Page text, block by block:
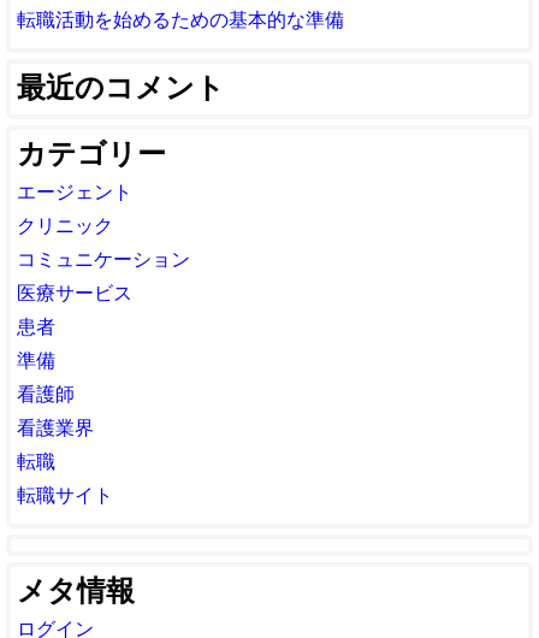
転職活動を始めるための基本的な準備
最近のコメント
カテゴリー
エージェント
クリニック
コミュニケーション
医療サービス
患者
準備
看護師
看護業界
転職
転職サイト
メタ情報
ログイン